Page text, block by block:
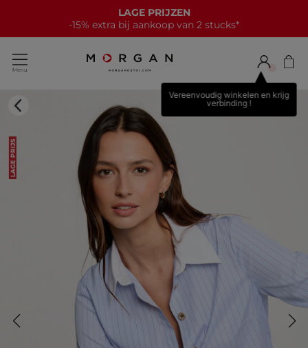
LAGE PRIJZEN
-15% extra bij aankoop van 2 stucks*
Vereenvoudig winkelen en krijg
verbinding !
LAGE PRIJS